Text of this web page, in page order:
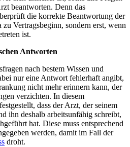
beantworten. Denn das
die korrekte Beantwortung der
zu Vertragsbeginn, sondern erst, wenn
ist.
Antworten
nach bestem Wissen und
nur eine Antwort fehlerhaft angibt,
nicht mehr erinnern kann, der
verzichten. In diesem
dass der Arzt, der seinem
ihn deshalb arbeitsunfähig schreibt,
hat. Diese muss entsprechend
werden, damit im Fall der
droht.